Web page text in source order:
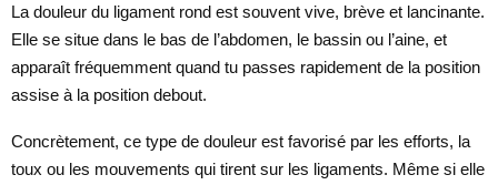
La douleur du ligament rond est souvent vive, brève et lancinante.
Elle se situe dans le bas de l’abdomen, le bassin ou l’aine, et
apparaît fréquemment quand tu passes rapidement de la position
assise à la position debout.
Concrètement, ce type de douleur est favorisé par les efforts, la
toux ou les mouvements qui tirent sur les ligaments. Même si elle